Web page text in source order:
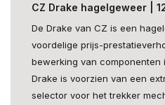
CZ Drake hagelgeweer |
De Drake van CZ is een
voordelige prijs-
bewerking van componenten
Drake is voorzien van een
selector voor het trekker